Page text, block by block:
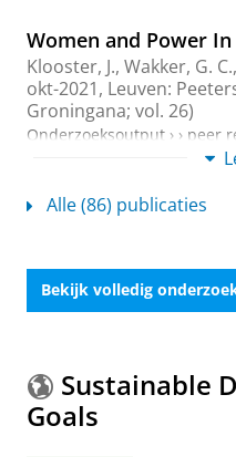
Women and Power
Klooster, J., Wakker, G. C.,
okt-2021, Leuven:
Groningana; vol. 26)
Onderzoeksoutput › › peer
Callimachean
(Redacteur), 21-aug-2019
(Hellenistica
Drama and
Wakker, G. C.
&Regtuit, R. F.
Alle (86) publicaties
Bekijk volledig
Sustainable
Goals